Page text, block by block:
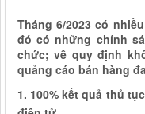
Tháng 6/2023 có
đó có những chính
chức; về quy định
quảng cáo bán hàng
1. 100% kết quả thủ